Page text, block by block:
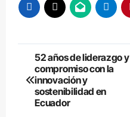
Navegación
de
entradas
52 años de liderazgo y
compromiso con la
innovación y
sostenibilidad en
Ecuador